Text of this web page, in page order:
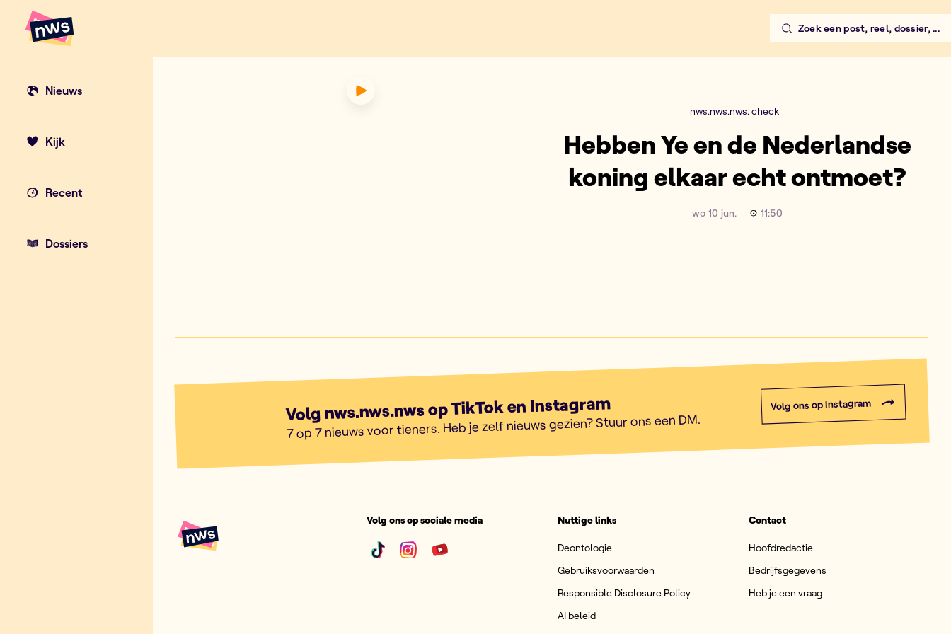
Zoek een post, reel, dossier, ...
Nieuws
Kijk
Recent
Dossiers
Hebben Ye en de Nederlandse koning elkaar echt ontmoet?
nws.nws.nws. check
Hebben Ye en de Nederlandse
koning elkaar echt ontmoet?
wo 10 jun. 11:50
Volg nws.nws.nws op TikTok en Instagram
7 op 7 nieuws voor tieners. Heb je zelf nieuws gezien? Stuur ons een DM.
Volg ons op Instagram
Volg ons op sociale media Nuttige links
Deontologie
Gebruiksvoorwaarden
Responsible Disclosure Policy
AI beleid
Contact
Hoofdredactie
Bedrijfsgegevens
Heb je een vraag